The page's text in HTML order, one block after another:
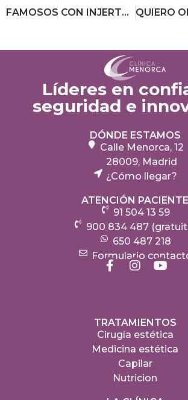
FAMOSOS CON INJERTO DE PELO
Líderes en
seguridad e
DÓNDE ESTAMOS
Calle Menorca, 12
28009, Madrid
¿Cómo llegar?
ATENCIÓN PACIENTE
91 504 13 59
900 834 487
650 487 218
Formulario
TRATAMIENTOS
Cirugía estética
Medicina estética
Capilar
Nutricion